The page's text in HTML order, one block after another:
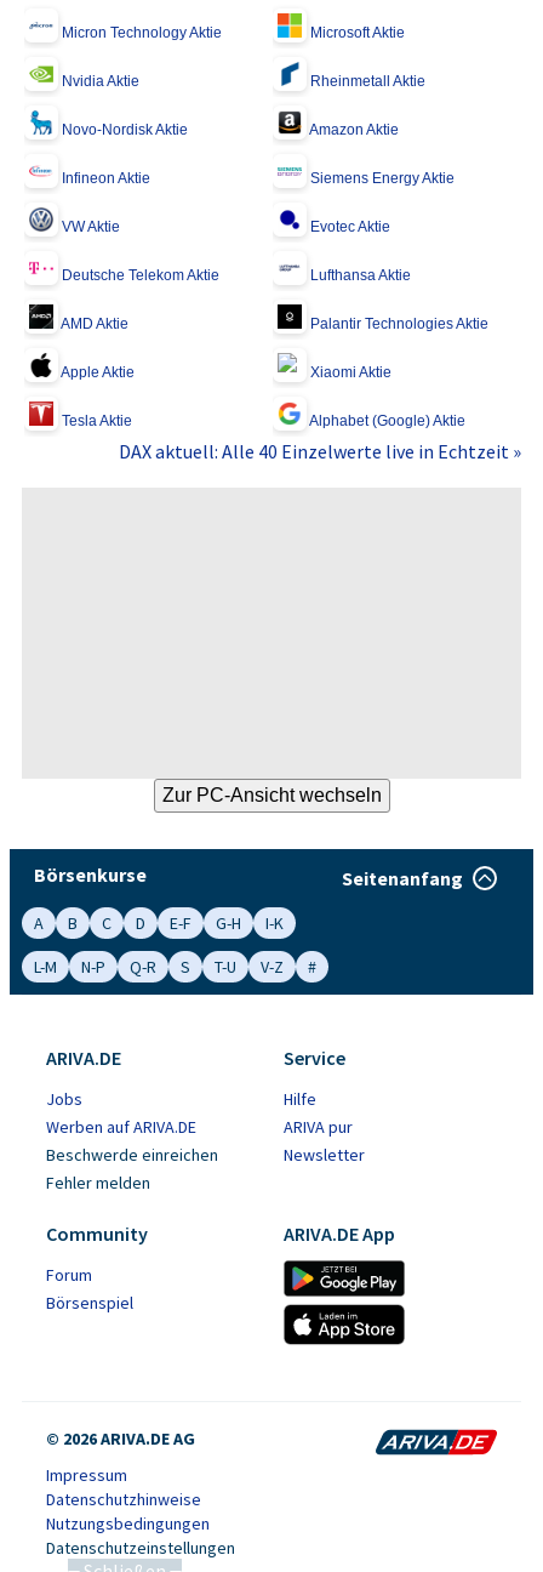
Micron Technology Aktie Microsoft Aktie
Nvidia Aktie Rheinmetall Aktie
Novo-Nordisk Aktie Amazon Aktie
Infineon Aktie Siemens Energy Aktie
VW Aktie Evotec Aktie
Deutsche Telekom Aktie Lufthansa Aktie
AMD Aktie Palantir Technologies Aktie
Apple Aktie Xiaomi Aktie
Tesla Aktie Alphabet (Google) Aktie
DAX aktuell: Alle 40 Einzelwerte live in Echtzeit »
Börsenkurse Seitenanfang
A B C D E-F G-H
I-K
L-M
N-P Q-R S T-U V-Z #
ARIVA.DE
Jobs
Werben auf ARIVA.DE
Beschwerde einreichen
Fehler melden
Service
Hilfe
ARIVA pur
Newsletter
Community
Forum
Börsenspiel
ARIVA.DE App
© 2026 ARIVA.DE AG
Impressum
Datenschutzhinweise
Nutzungsbedingungen
Datenschutzeinstellungen